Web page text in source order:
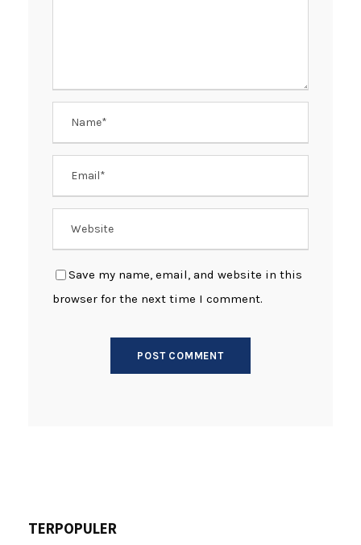
Save my name, email, and website in this
browser for the next time I comment.
TERPOPULER